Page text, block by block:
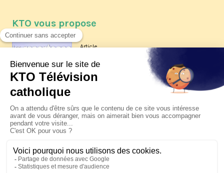
KTO vous propose
Article
Les reportages d'été 2026 de KTO
La visite pastorale du pape Léon
XIV à Assise à suivre sur KTO le
jeudi 6 août
Le pape en Uruguay, Argentine et
Pérou du 6 au 17 novembre 2026